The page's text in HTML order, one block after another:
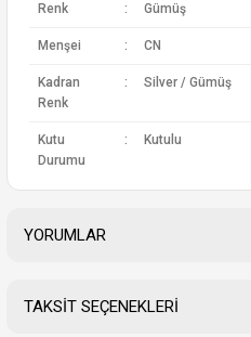
Renk : Gümüş
Menşei : CN
Kadran
Renk
: Silver / Gümüş
Kutu
Durumu
: Kutulu
YORUMLAR
TAKSİT SEÇENEKLERİ